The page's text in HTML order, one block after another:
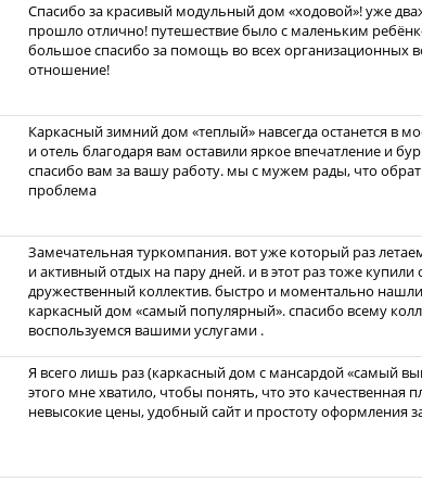
Спасибо за красивый модульный дом «ходовой»! уже
прошло отлично! путешествие было с маленьким
большое спасибо за помощь во всех организационных
отношение!
Каркасный зимний дом «теплый» навсегда останется в
и отель благодаря вам оставили яркое впечатление и
спасибо вам за вашу работу. мы с мужем рады, что
проблема
Замечательная туркомпания. вот уже который раз
и активный отдых на пару дней. и в этот раз тоже
дружественный коллектив. быстро и моментально
каркасный дом «самый популярный». спасибо всему
воспользуемся вашими услугами .
Я всего лишь раз (каркасный дом с мансардой «самый
этого мне хватило, чтобы понять, что это
невысокие цены, удобный сайт и простоту оформления